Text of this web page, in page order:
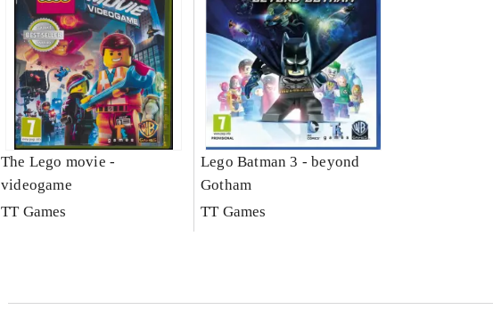
The Lego movie -
videogame
TT Games
Lego Batman 3 - beyond
Gotham
TT Games